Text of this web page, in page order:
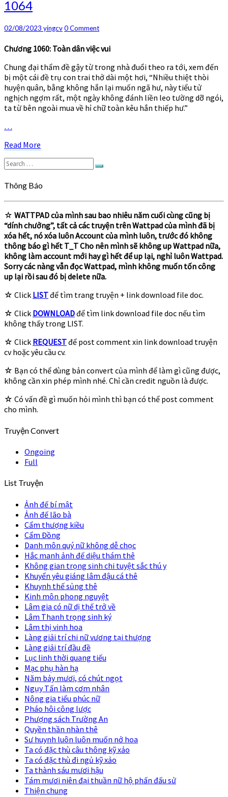
làm
nhân
Ch
–
1064
1064
02/08/2023 yingcvComments
0 Comment
Chương 1060: Toàn dân việc vui
Chung đại thẩm đề gậy từ trong nhà đuổi theo ra tới, xem đến
bị một cái đề trụ con trai thở dài một hơi, “Nhiều thiệt thòi
huyện quân, bằng không hắn lại muốn ngã hư, này tiểu tử
nghịch ngợm rất, một ngày không đánh liền leo tường dỡ ngói,
ta từ bên ngoài mua về hỉ chữ toàn kêu hắn thiếp hư.”
…
Read More
Search
for:
Search
Thông Báo
☆ WATTPAD của mình sau bao nhiêu năm cuối cùng cũng bị
“dính chưởng”, tất cả các truyện trên Wattpad của mình đã bị
xóa hết, nó xóa luôn Account của mình luôn, trước đó không
thông báo gì hết T_T Cho nên mình sẽ không up Wattpad nữa,
không làm account mới hay gì hết để up lại, nghỉ luôn Wattpad.
Sorry các nàng vẫn đọc Wattpad, mình không muốn tốn công
up lại rồi sau đó bị delete nữa.
☆ Click LISTđể tìm trang truyện + link download file doc.
☆ Click DOWNLOADđể tìm link download file doc nếu tìm
không thấy trong LIST.
☆ Click REQUESTđể post comment xin link download truyện
cv hoặc yêu cầu cv.
☆ Bạn có thể dùng bản convert của mình để làm gì cũng được,
không cần xin phép mình nhé. Chỉ cần credit nguồn là được.
☆ Có vấn đề gì muốn hỏi mình thì bạn có thể post comment
cho mình.
Truyện Convert
Ongoing
Full
List Truyện
Ảnh đế bí mật
Ảnh đế lão bà
Cẩm thượng kiều
Cẩm Đồng
Danh môn quý nữ không dễ chọc
Hắc manh ảnh đế diệu thám thê
Không gian trọng sinh chi tuyệt sắc thú y
Khuyển yêu giáng lâm đậu cá thê
Khuynh thế sủng thê
Kinh môn phong nguyệt
Lâm gia có nữ dị thế trở về
Lâm Thanh trọng sinh ký
Lâm thị vinh hoa
Làng giải trí chi nữ vương tại thượng
Làng giải trí đầu đề
Lục linh thời quang tiếu
Mạc phụ hàn hạ
Năm bảy mươi, có chút ngọt
Ngụy Tấn làm cơm nhân
Nông gia tiểu phúc nữ
Pháo hôi công lược
Phượng sách Trường An
Quyền thần nhàn thê
Sư huynh luôn luôn muốn nở hoa
Ta có đặc thù câu thông kỹ xảo
Ta có đặc thù đi ngủ kỹ xảo
Ta thành sáu mươi hậu
Tám mươi niên đại thuần nữ hộ phấn đấu sử
Thiện chung